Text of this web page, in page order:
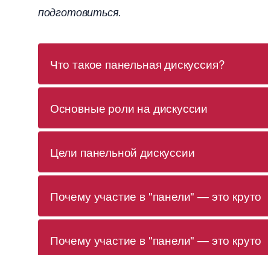
подготовиться.
Что такое панельная дискуссия?
Основные роли на дискуссии
Цели панельной дискуссии
Почему участие в "панели" — это круто
Почему участие в "панели" — это круто